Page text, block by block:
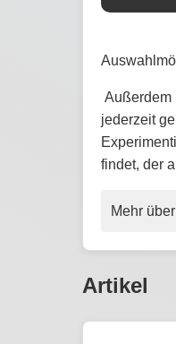
Außerdem
jederzeit
findet, der
Mehr
Artikel